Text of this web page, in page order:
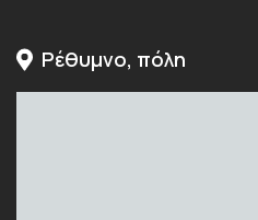
Ρέθυμνο, πόλη